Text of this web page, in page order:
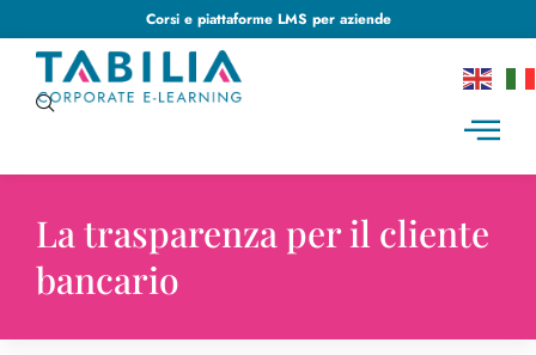
Corsi e piattaforme LMS per aziende
La trasparenza per il cliente
bancario